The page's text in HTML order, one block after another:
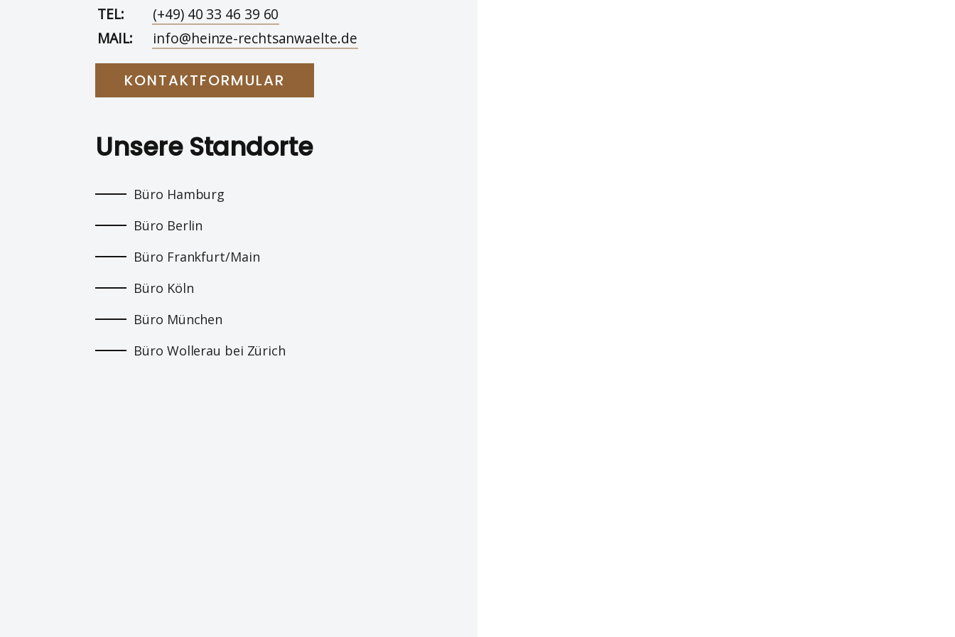
TEL:
(+49) 40 33 46 39 60
MAIL:
info@heinze-rechtsanwaelte.de
KONTAKTFORMULAR
Unsere Standorte
Büro Hamburg
Büro Berlin
Büro Frankfurt/Main
Büro Köln
Büro München
Büro Wollerau bei Zürich